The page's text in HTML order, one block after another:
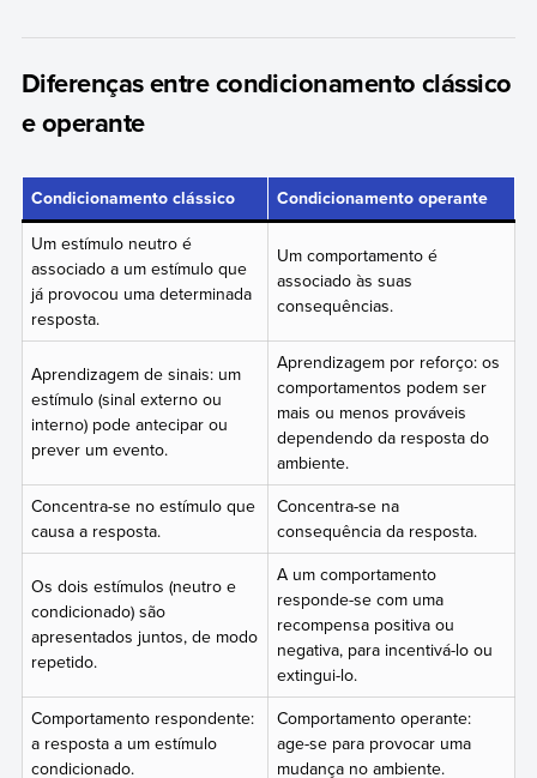
Diferenças entre condicionamento clássico
e operante
Condicionamento clássico
Condicionamento operante
Um estímulo neutro é
associado a um estímulo que
já provocou uma determinada
resposta.
Um comportamento é
associado às suas
consequências.
Aprendizagem de sinais: um
estímulo (sinal externo ou
interno) pode antecipar ou
prever um evento.
Aprendizagem por reforço: os
comportamentos podem ser
mais ou menos prováveis
dependendo da resposta do
ambiente.
Concentra-se no estímulo que
causa a resposta.
Concentra-se na
consequência da resposta.
Os dois estímulos (neutro e
condicionado) são
apresentados juntos, de modo
repetido.
A um comportamento
responde-se com uma
recompensa positiva ou
negativa, para incentivá-lo ou
extingui-lo.
Comportamento respondente:
a resposta a um estímulo
condicionado.
Comportamento operante:
age-se para provocar uma
mudança no ambiente.